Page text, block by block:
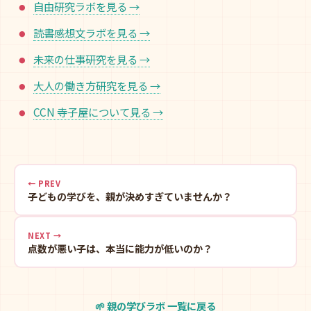
自由研究ラボを見る →
読書感想文ラボを見る →
未来の仕事研究を見る →
大人の働き方研究を見る →
CCN 寺子屋について見る →
← PREV
子どもの学びを、親が決めすぎていませんか？
NEXT →
点数が悪い子は、本当に能力が低いのか？
🌱 親の学びラボ 一覧に戻る